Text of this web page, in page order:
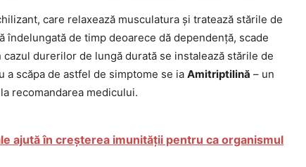
care relaxează musculatura și tratează stările de
de timp deoarece dă dependență, scade
durerilor de lungă durată se instalează stările de
a scăpa de astfel de simptome se ia Amitriptilină – un
recomandarea medicului.
ajută în creșterea imunității pentru ca organismul